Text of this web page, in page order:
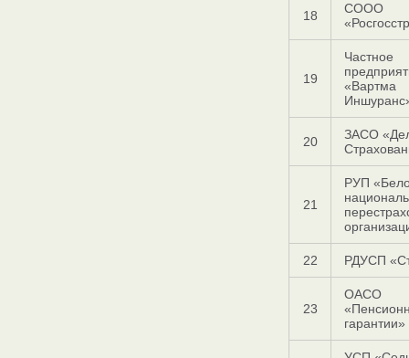
18
СООО
19
Частное
«Вартма
20
ЗАСО
21
РУП
22 РДУСП
23
ОАСО
гарантии»